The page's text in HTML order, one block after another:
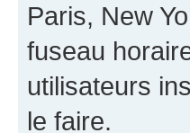
Paris, New
fuseau
utilisateurs
le faire.